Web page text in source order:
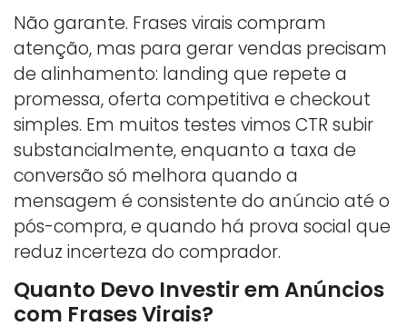
Não garante. Frases virais compram
atenção, mas para gerar vendas precisam
de alinhamento: landing que repete a
promessa, oferta competitiva e checkout
simples. Em muitos testes vimos CTR subir
substancialmente, enquanto a taxa de
conversão só melhora quando a
mensagem é consistente do anúncio até o
pós-compra, e quando há prova social que
reduz incerteza do comprador.
Quanto Devo Investir em Anúncios
com Frases Virais?